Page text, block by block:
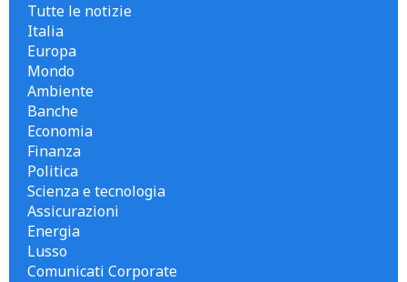
Tutte le notizie
Italia
Europa
Mondo
Ambiente
Banche
Economia
Finanza
Politica
Scienza e tecnologia
Assicurazioni
Energia
Lusso
Comunicati Corporate